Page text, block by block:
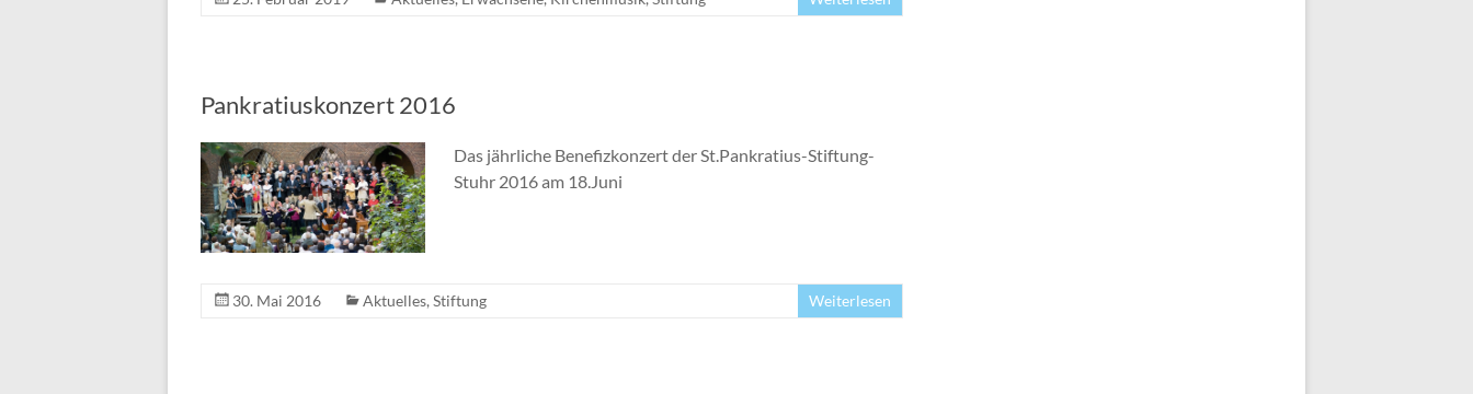
Pankratiuskonzert 2016
Das jährliche Benefizkonzert der St.Pankratius-Stiftung-
Stuhr 2016 am 18.Juni
30. Mai 2016 Aktuelles, Stiftung Weiterlesen